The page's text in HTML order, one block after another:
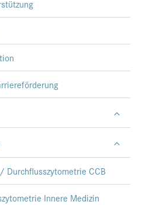
Durchflusszytometrie CCB
Innere Medizin